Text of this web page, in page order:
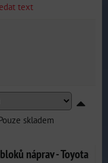
text
skladem
náprav - Toyota